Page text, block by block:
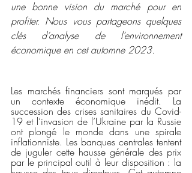
une bonne vision du marché pour en
profiter. Nous vous partageons quelques
clés d’analyse de l’environnement
économique en cet automne 2023.
Les marchés financiers sont marqués par
un contexte économique inédit. La
succession des crises sanitaires du Covid-
19 et l’invasion de l’Ukraine par la Russie
ont plongé le monde dans une spirale
inflationniste. Les banques centrales tentent
de juguler cette hausse générale des prix
par le principal outil à leur disposition : la